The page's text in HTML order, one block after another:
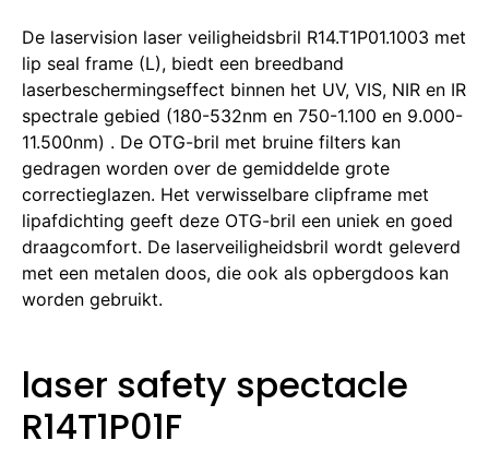
De laservision laser veiligheidsbril R14.T1P01.1003 met
lip seal frame (L), biedt een breedband
laserbeschermingseffect binnen het UV, VIS, NIR en IR
spectrale gebied (180-532nm en 750-1.100 en 9.000-
11.500nm) . De OTG-bril met bruine filters kan
gedragen worden over de gemiddelde grote
correctieglazen. Het verwisselbare clipframe met
lipafdichting geeft deze OTG-bril een uniek en goed
draagcomfort. De laserveiligheidsbril wordt geleverd
met een metalen doos, die ook als opbergdoos kan
worden gebruikt.
laser safety spectacle
R14T1P01F